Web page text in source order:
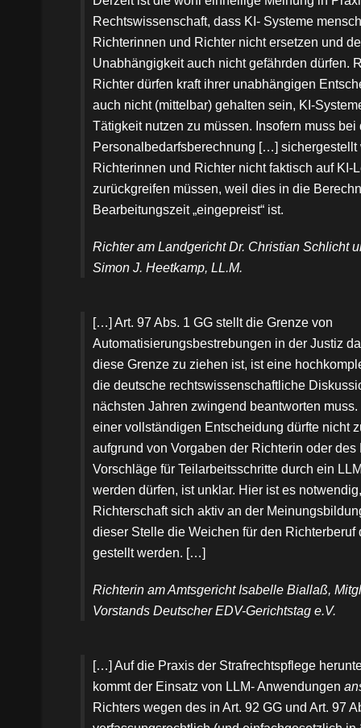
Rechtswissenschaft, dass KI- Systeme
Richterinnen und Richter nicht ersetzen und
Unabhängigkeit auch nicht gefährden dürfen.
Richter dürfen kraft ihrer unabhängigen
auch nicht (mittelbar) gehalten sein, KI-
Tätigkeit nutzen zu müssen. Insofern muss bei
Personalbedarfsberechnung […] sichergestellt
Richterinnen und Richter nicht faktisch auf KI-
zurückgreifen müssen, weil dies in die
Bearbeitungszeit „eingepreist“ ist.
Richter am Landgericht Dr. Christian Schlicht
Simon J. Heetkamp, LL.M.
[…] Art. 97 Abs. 1 GG stellt die Grenze von
Automatisierungsbestrebungen in der Justiz
diese Grenze zu ziehen ist, ist eine
die deutsche rechtswissenschaftliche
nächsten Jahren zwingend beantworten
einer vollständigen Entscheidung dürfte nicht
aufgrund von Vorgaben der Richterin oder des
Vorschläge für Teilarbeitsschritte durch ein
werden dürfen, ist unklar. Hier ist es
Richterschaft sich aktiv an der
dieser Stelle die Weichen für den Richterberuf
gestellt werden. […]
Richterin am Amtsgericht Isabelle Biallaß,
Vorstands Deutscher EDV-Gerichtstag e.V.
[…] Auf die Praxis der Strafrechtspflege
kommt der Einsatz von LLM- Anwendungen
Richters wegen des in Art. 92 GG und Art. 97